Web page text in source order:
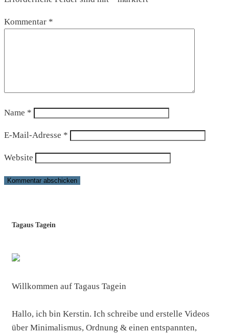
Kommentar *
Name *
E-Mail-Adresse *
Website
Tagaus Tagein
Willkommen auf Tagaus Tagein
Hallo, ich bin Kerstin. Ich schreibe und erstelle Videos
über Minimalismus, Ordnung & einen entspannten,